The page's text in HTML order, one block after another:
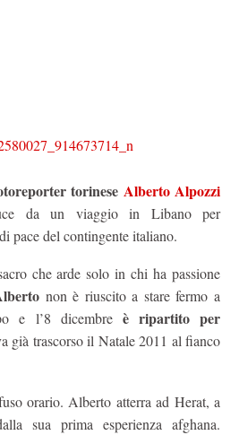
torinese Alberto Alpozzi
da un viaggio in Libano per
pace del contingente italiano.
che arde solo in chi ha passione
non è riuscito a stare fermo a
e l’8 dicembre è ripartito per
già trascorso il Natale 2011 al fianco
orario. Alberto atterra ad Herat, a
sua prima esperienza afghana.